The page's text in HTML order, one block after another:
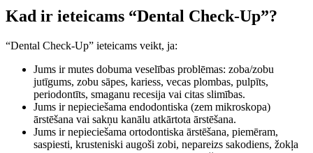
Kad ir ieteicams “Dental Check-Up”?
“Dental Check-Up” ieteicams veikt, ja:
Jums ir mutes dobuma veselības problēmas: zoba/zobu
jutīgums, zobu sāpes, kariess, vecas plombas, pulpīts,
periodontīts, smaganu recesija vai citas slimības.
Jums ir nepieciešama endodontiska (zem mikroskopa)
ārstēšana vai sakņu kanālu atkārtota ārstēšana.
Jums ir nepieciešama ortodontiska ārstēšana, piemēram,
saspiesti, krusteniski augoši zobi, nepareizs sakodiens, žokļa